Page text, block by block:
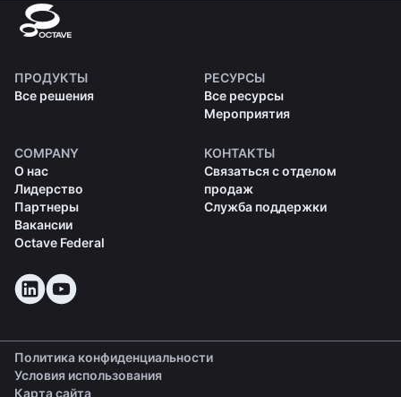
ПРОДУКТЫ
Все решения
РЕСУРСЫ
Все ресурсы
Мероприятия
COMPANY
О нас
Лидерство
Партнеры
Вакансии
Octave Federal
КОНТАКТЫ
Связаться с отделом
продаж
Служба поддержки
Политика конфиденциальности
Условия использования
Карта сайта